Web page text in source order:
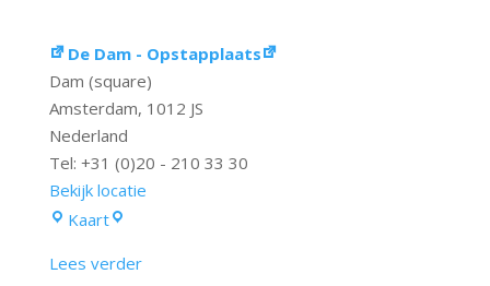
De Dam - Opstapplaats
Dam (square)
Amsterdam, 1012 JS
Nederland
Tel: +31 (0)20 - 210 33 30
Bekijk locatie
KaartDe
-
Lees verder